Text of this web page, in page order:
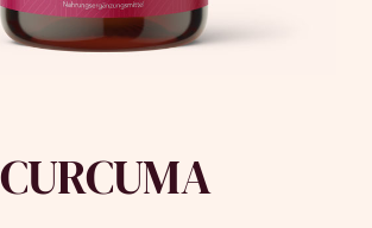
CURCUMA